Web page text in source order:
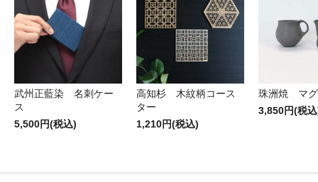
武州正藍染 名刺ケー
ス
5,500円(税込)
高知杉 木紋柄コース
ター
1,210円(税込)
珠洲焼 マグ
3,850円(税